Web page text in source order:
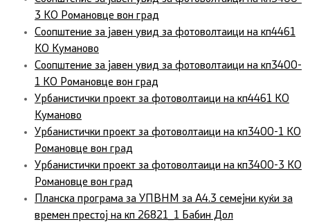
3 КО Романовце вон град
Соопштение за јавен увид за фотоволтаици на кп4461
КО Куманово
Соопштение за јавен увид за фотоволтаици на кп3400-
1 КО Романовце вон град
Урбанистички проект за фотоволтаици на кп4461 КО
Куманово
Урбанистички проект за фотоволтаици на кп3400-1 КО
Романовце вон град
Урбанистички проект за фотоволтаици на кп3400-3 КО
Романовце вон град
Планска програма за УПВНМ за А4.3 семејни куќи за
времен престој на кп 26821_1 Бабин Дол